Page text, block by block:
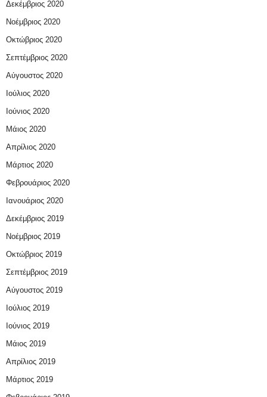
Δεκέμβριος 2020
Νοέμβριος 2020
Οκτώβριος 2020
Σεπτέμβριος 2020
Αύγουστος 2020
Ιούλιος 2020
Ιούνιος 2020
Μάιος 2020
Απρίλιος 2020
Μάρτιος 2020
Φεβρουάριος 2020
Ιανουάριος 2020
Δεκέμβριος 2019
Νοέμβριος 2019
Οκτώβριος 2019
Σεπτέμβριος 2019
Αύγουστος 2019
Ιούλιος 2019
Ιούνιος 2019
Μάιος 2019
Απρίλιος 2019
Μάρτιος 2019